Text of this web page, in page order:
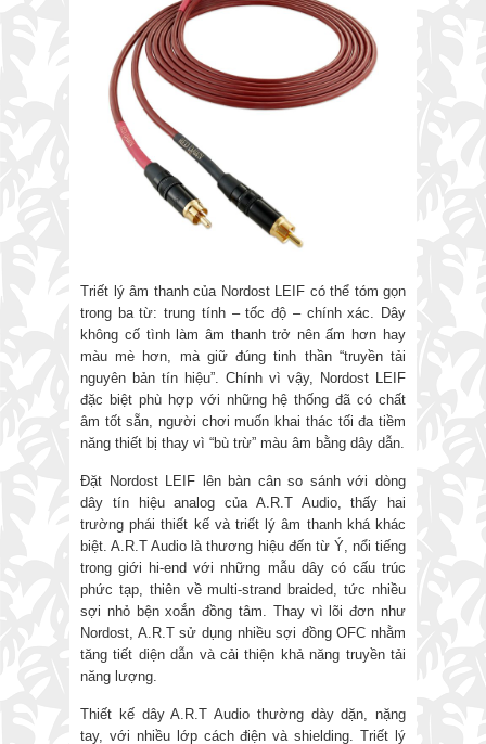
Triết lý âm thanh của Nordost LEIF có thể tóm gọn
trong ba từ: trung tính – tốc độ – chính xác. Dây
không cố tình làm âm thanh trở nên ấm hơn hay
màu mè hơn, mà giữ đúng tinh thần “truyền tải
nguyên bản tín hiệu”. Chính vì vậy, Nordost LEIF
đặc biệt phù hợp với những hệ thống đã có chất
âm tốt sẵn, người chơi muốn khai thác tối đa tiềm
năng thiết bị thay vì “bù trừ” màu âm bằng dây dẫn.
Đặt Nordost LEIF lên bàn cân so sánh với dòng
dây tín hiệu analog của A.R.T Audio, thấy hai
trường phái thiết kế và triết lý âm thanh khá khác
biệt. A.R.T Audio là thương hiệu đến từ Ý, nổi tiếng
trong giới hi-end với những mẫu dây có cấu trúc
phức tạp, thiên về multi-strand braided, tức nhiều
sợi nhỏ bện xoắn đồng tâm. Thay vì lõi đơn như
Nordost, A.R.T sử dụng nhiều sợi đồng OFC nhằm
tăng tiết diện dẫn và cải thiện khả năng truyền tải
năng lượng.
Thiết kế dây A.R.T Audio thường dày dặn, nặng
tay, với nhiều lớp cách điện và shielding. Triết lý